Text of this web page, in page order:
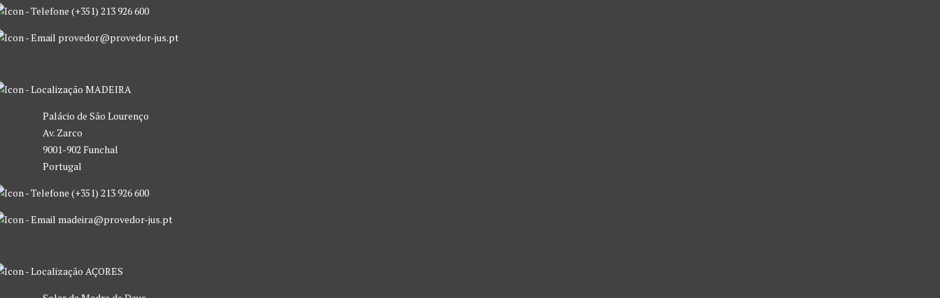
(+351) 213 926 600
provedor@provedor-jus.pt
MADEIRA
Palácio de São Lourenço
Av. Zarco
9001-902 Funchal
Portugal
(+351) 213 926 600
madeira@provedor-jus.pt
AÇORES